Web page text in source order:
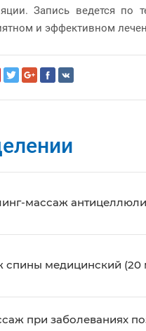
Запись ведется
и эффективном
массаж
спины медицинский (20
при заболеваниях